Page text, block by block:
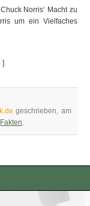
Norris‘ Macht zu
um ein Vielfaches
]
geschrieben, am
Fakten.